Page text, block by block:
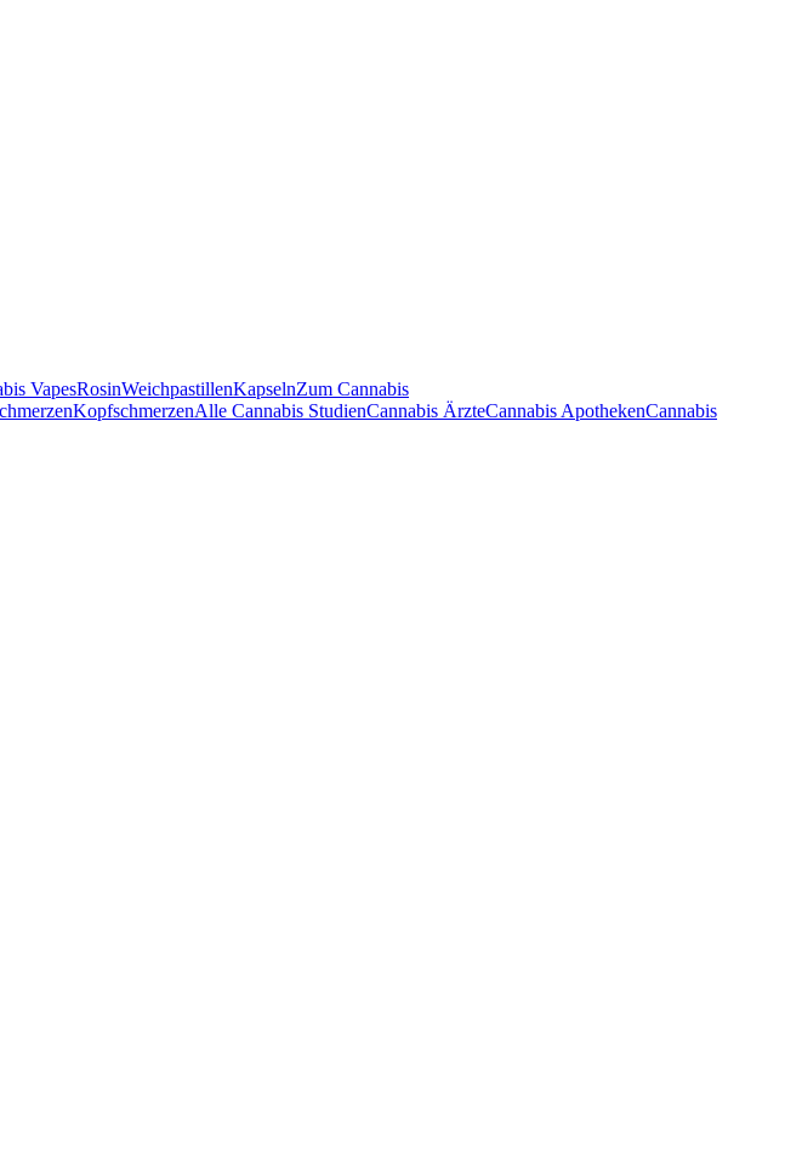
VapesRosinWeichpastillenKapselnZum Cannabis
KopfschmerzenAlle Cannabis StudienCannabis ÄrzteCannabis ApothekenCannabis